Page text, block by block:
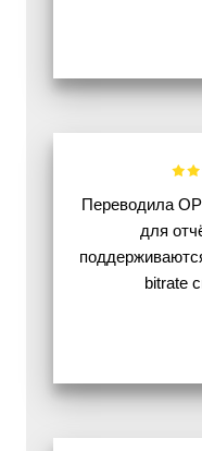
Переводила
для
bitrate